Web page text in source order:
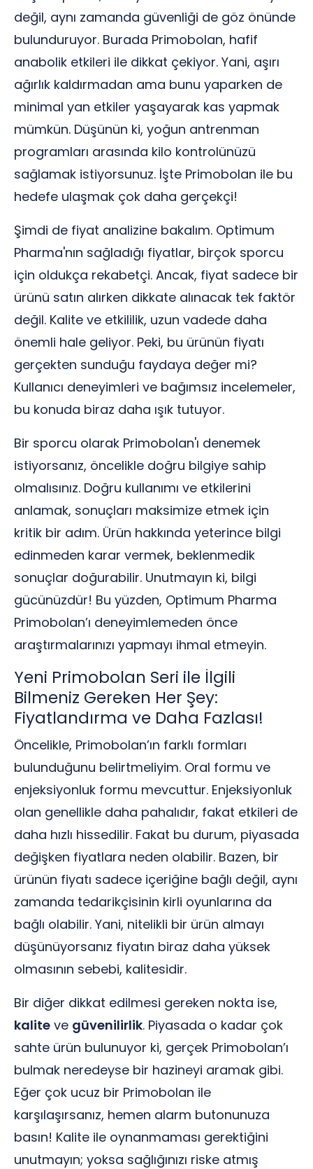
değil, aynı zamanda güvenliği de göz önünde
bulunduruyor. Burada Primobolan, hafif
anabolik etkileri ile dikkat çekiyor. Yani, aşırı
ağırlık kaldırmadan ama bunu yaparken de
minimal yan etkiler yaşayarak kas yapmak
mümkün. Düşünün ki, yoğun antrenman
programları arasında kilo kontrolünüzü
sağlamak istiyorsunuz. İşte Primobolan ile bu
hedefe ulaşmak çok daha gerçekçi!
Şimdi de fiyat analizine bakalım. Optimum
Pharma'nın sağladığı fiyatlar, birçok sporcu
için oldukça rekabetçi. Ancak, fiyat sadece bir
ürünü satın alırken dikkate alınacak tek faktör
değil. Kalite ve etkililik, uzun vadede daha
önemli hale geliyor. Peki, bu ürünün fiyatı
gerçekten sunduğu faydaya değer mi?
Kullanıcı deneyimleri ve bağımsız incelemeler,
bu konuda biraz daha ışık tutuyor.
Bir sporcu olarak Primobolan'ı denemek
istiyorsanız, öncelikle doğru bilgiye sahip
olmalısınız. Doğru kullanımı ve etkilerini
anlamak, sonuçları maksimize etmek için
kritik bir adım. Ürün hakkında yeterince bilgi
edinmeden karar vermek, beklenmedik
sonuçlar doğurabilir. Unutmayın ki, bilgi
gücünüzdür! Bu yüzden, Optimum Pharma
Primobolan’ı deneyimlemeden önce
araştırmalarınızı yapmayı ihmal etmeyin.
Yeni Primobolan Seri ile İlgili
Bilmeniz Gereken Her Şey:
Fiyatlandırma ve Daha Fazlası!
Öncelikle, Primobolan’ın farklı formları
bulunduğunu belirtmeliyim. Oral formu ve
enjeksiyonluk formu mevcuttur. Enjeksiyonluk
olan genellikle daha pahalıdır, fakat etkileri de
daha hızlı hissedilir. Fakat bu durum, piyasada
değişken fiyatlara neden olabilir. Bazen, bir
ürünün fiyatı sadece içeriğine bağlı değil, aynı
zamanda tedarikçisinin kirli oyunlarına da
bağlı olabilir. Yani, nitelikli bir ürün almayı
düşünüyorsanız fiyatın biraz daha yüksek
olmasının sebebi, kalitesidir.
Bir diğer dikkat edilmesi gereken nokta ise,
kalite ve güvenilirlik. Piyasada o kadar çok
sahte ürün bulunuyor ki, gerçek Primobolan’ı
bulmak neredeyse bir hazineyi aramak gibi.
Eğer çok ucuz bir Primobolan ile
karşılaşırsanız, hemen alarm butonunuza
basın! Kalite ile oynanmaması gerektiğini
unutmayın; yoksa sağlığınızı riske atmış